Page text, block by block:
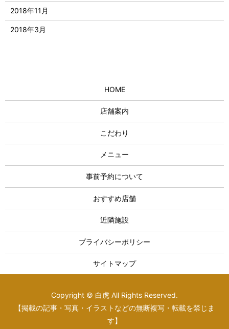
2018年11月
2018年3月
HOME
店舗案内
こだわり
メニュー
事前予約について
おすすめ店舗
近隣施設
プライバシーポリシー
サイトマップ
Copyright © 白虎 All Rights Reserved.
【掲載の記事・写真・イラストなどの無断複写・転載を禁じま
す】